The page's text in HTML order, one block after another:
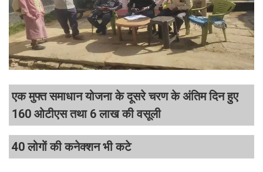
एक मुफ्त समाधान योजना के दूसरे चरण के अंतिम दिन हुए
160 ओटीएस तथा 6 लाख की वसूली
40 लोगों की कनेक्शन भी कटे